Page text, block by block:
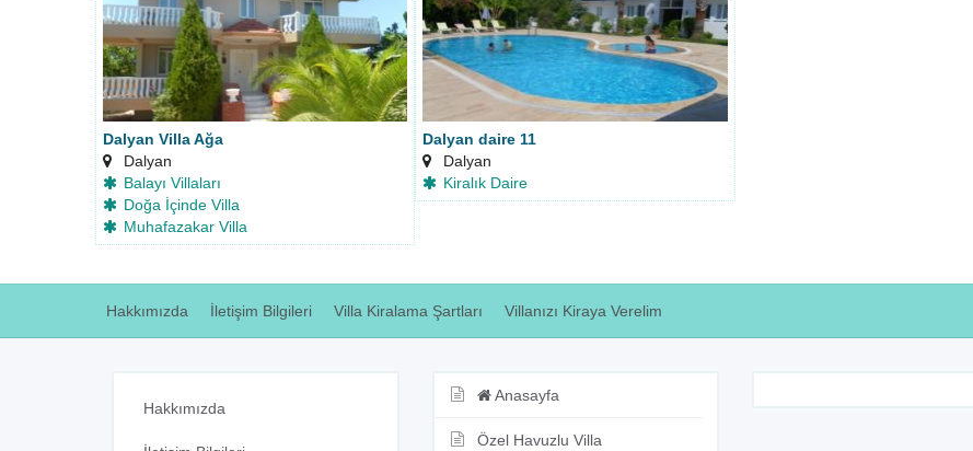
Dalyan Villa Ağa
Dalyan
Balayı Villaları
Doğa İçinde Villa
Muhafazakar Villa
Dalyan daire 11
Dalyan
Kiralık Daire
Hakkımızda İletişim Bilgileri Villa Kiralama Şartları Villanızı Kiraya Verelim
Hakkımızda
Anasayfa
Özel Havuzlu Villa